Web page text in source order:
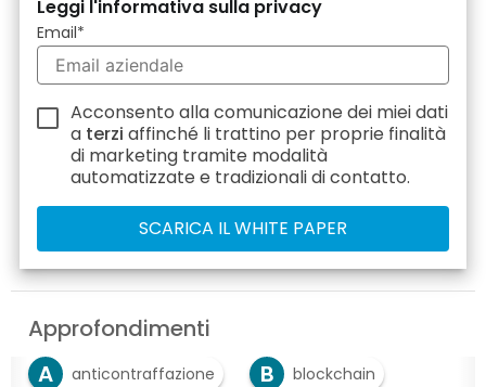
Leggi l'informativa sulla privacy
Email*
Acconsento alla comunicazione dei miei dati
a terzi affinché li trattino per proprie finalità
di marketing tramite modalità
automatizzate e tradizionali di contatto.
Approfondimenti
A
anticontraffazione B blockchain